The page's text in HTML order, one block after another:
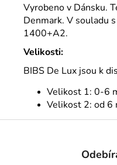
Vyrobeno v Dánsku.
Denmark. V souladu
1400+A2.
Velikosti:
BIBS De Lux jsou k
Velikost 1: 0-6
Velikost 2: od 6